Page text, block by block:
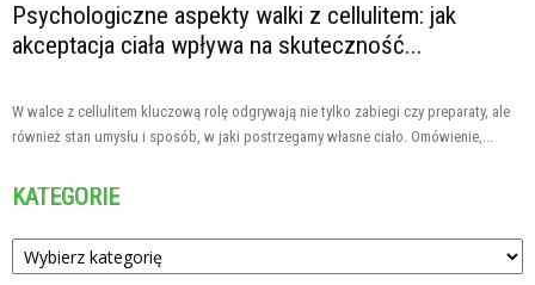
Psychologiczne aspekty walki z cellulitem: jak
akceptacja ciała wpływa na skuteczność...
W walce z cellulitem kluczową rolę odgrywają nie tylko zabiegi czy preparaty, ale
również stan umysłu i sposób, w jaki postrzegamy własne ciało. Omówienie,...
KATEGORIE
Kategorie